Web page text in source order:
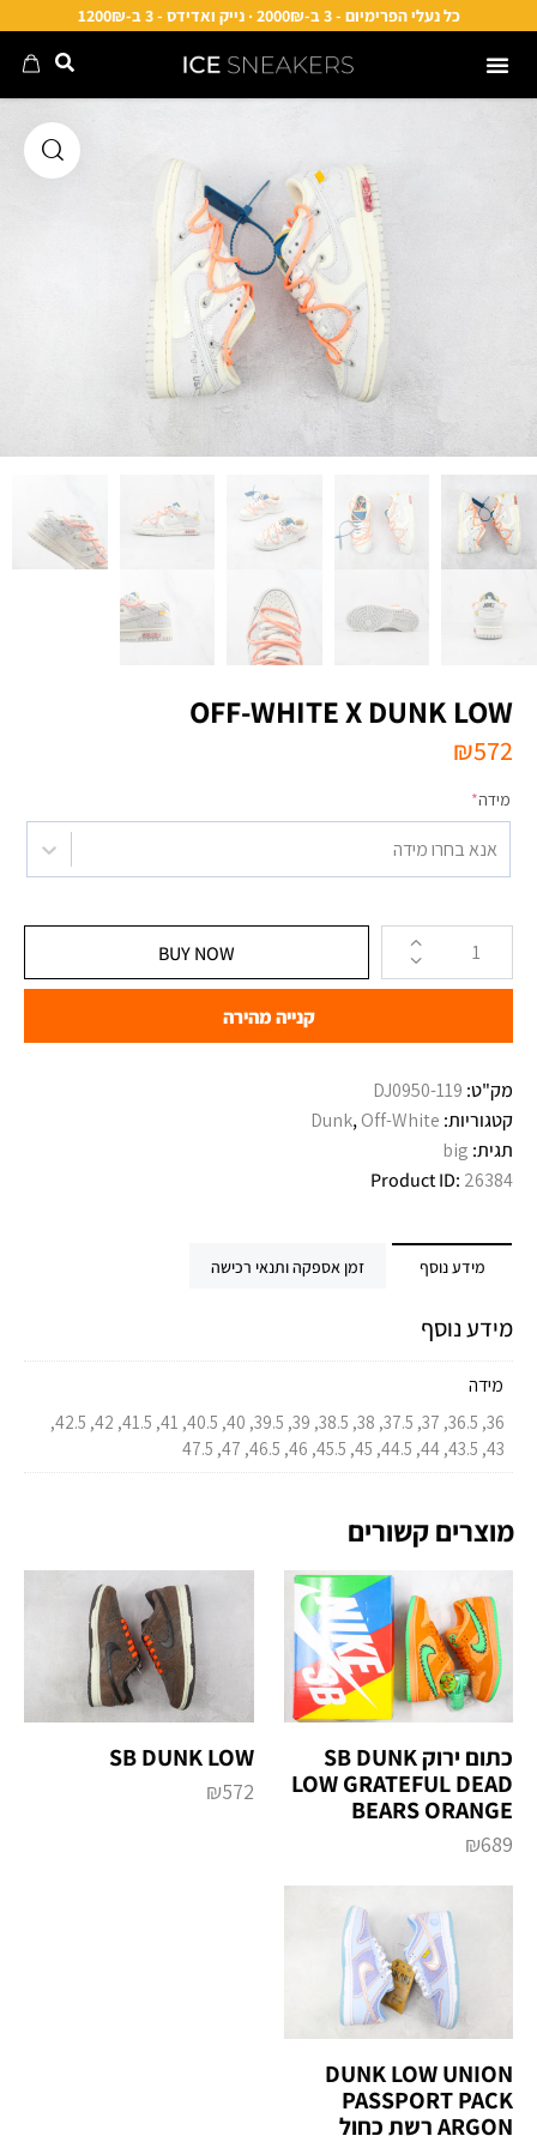
כל נעלי הפרימיום - 3 ב-2000₪ · נייק ואדידס - 3 ב-1200₪
OFF-WHITE X DUNK LOW
₪572
מידה*
אנא בחרו מידה
BUY NOW
קנייה מהירה
מק"ט: DJ0950-119
קטגוריות:
Dunk,Off-White
תגית: big
Product ID: 26384
מידע נוסף זמן אספקה ותנאי רכישה
מידע נוסף
מידה
36, 36.5, 37, 37.5, 38, 38.5, 39, 39.5, 40, 40.5, 41, 41.5, 42, 42.5,
43, 43.5, 44, 44.5, 45, 45.5, 46, 46.5, 47, 47.5
מוצרים קשורים
כתום ירוק SB DUNK
LOW GRATEFUL DEAD
BEARS ORANGE
₪689
SB DUNK LOW
₪572
DUNK LOW UNION
PASSPORT PACK
ARGON רשת כחול